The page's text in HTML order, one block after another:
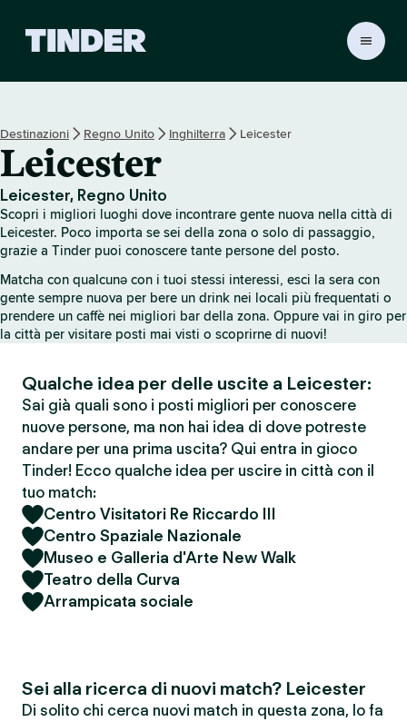
i
T
i
n
d
e
r
Destinazioni Regno Unito Inghilterra Leicester
Leicester
Leicester, Regno Unito
Scopri i migliori luoghi dove incontrare gente nuova nella città di
Leicester. Poco importa se sei della zona o solo di passaggio,
grazie a Tinder puoi conoscere tante persone del posto.
Matcha con qualcunə con i tuoi stessi interessi, esci la sera con
gente sempre nuova per bere un drink nei locali più frequentati o
prendere un caffè nei migliori bar della zona. Oppure vai in giro per
la città per visitare posti mai visti o scoprirne di nuovi!
Qualche idea per delle uscite a Leicester:
Sai già quali sono i posti migliori per conoscere
nuove persone, ma non hai idea di dove potreste
andare per una prima uscita? Qui entra in gioco
Tinder! Ecco qualche idea per uscire in città con il
tuo match:
Centro Visitatori Re Riccardo III
Centro Spaziale Nazionale
Museo e Galleria d'Arte New Walk
Teatro della Curva
Arrampicata sociale
Sei alla ricerca di nuovi match? Leicester
Di solito chi cerca nuovi match in questa zona, lo fa